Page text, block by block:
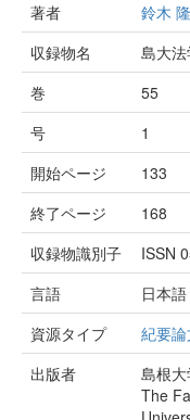
著者
鈴木 隆
収録物名
島大
巻
55
号
1
開始ページ
133
終了ページ
168
収録物識別子
ISSN
言語
日本語
資源タイプ
紀要論
出版者
島根
The